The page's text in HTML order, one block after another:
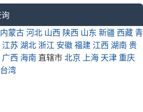
内蒙古河北 山西 陕西 山东 新疆 西藏 青
江苏 湖北 浙江 安徽福建 江西 湖南 贵
广西 海南 直辖市北京 上海 天津 重庆
台湾